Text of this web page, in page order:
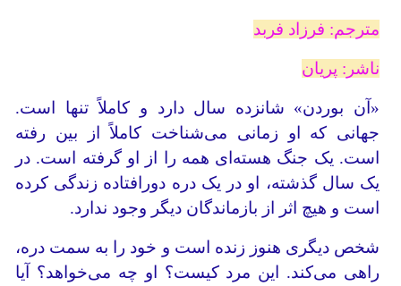
مترجم: فرزاد فربد
ناشر: پریان
«آن بوردن» شانزده سال دارد و کاملاً تنها است.
جهانی که او زمانی می‌شناخت کاملاً از بین رفته
است. یک جنگ هسته‌ای همه را از او گرفته است. در
یک سال گذشته، او در یک دره دورافتاده زندگی کرده
است و هیچ اثر از بازماندگان دیگر وجود ندارد.
شخص دیگری هنوز زنده است و خود را به سمت دره،
راهی می‌کند. این مرد کیست؟ او چه می‌خواهد؟ آیا